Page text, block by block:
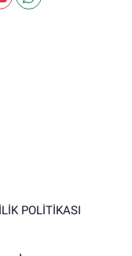
POLİTİKASI